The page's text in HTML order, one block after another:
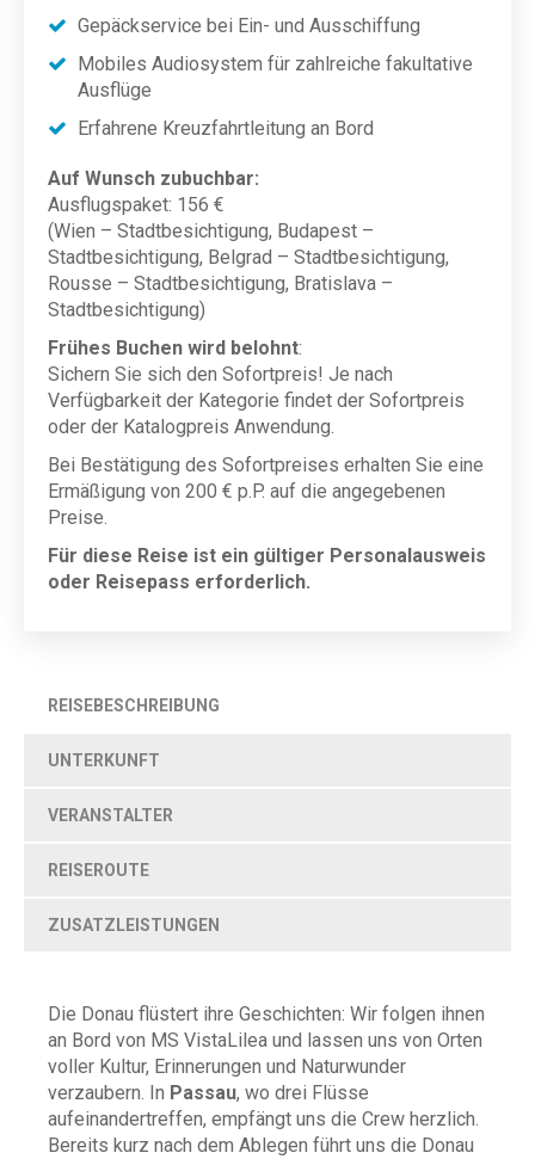
Gepäckservice bei Ein- und Ausschiffung
Mobiles Audiosystem für zahlreiche fakultative
Ausflüge
Erfahrene Kreuzfahrtleitung an Bord
Auf Wunsch zubuchbar:
Ausflugspaket: 156 €
(Wien – Stadtbesichtigung, Budapest –
Stadtbesichtigung, Belgrad – Stadtbesichtigung,
Rousse – Stadtbesichtigung, Bratislava –
Stadtbesichtigung)
Frühes Buchen wird belohnt:
Sichern Sie sich den Sofortpreis! Je nach
Verfügbarkeit der Kategorie findet der Sofortpreis
oder der Katalogpreis Anwendung.
Bei Bestätigung des Sofortpreises erhalten Sie eine
Ermäßigung von 200 € p.P. auf die angegebenen
Preise.
Für diese Reise ist ein gültiger Personalausweis
oder Reisepass erforderlich.
REISEBESCHREIBUNG
UNTERKUNFT
VERANSTALTER
REISEROUTE
ZUSATZLEISTUNGEN
Die Donau flüstert ihre Geschichten: Wir folgen ihnen
an Bord von MS VistaLilea und lassen uns von Orten
voller Kultur, Erinnerungen und Naturwunder
verzaubern. In Passau, wo drei Flüsse
aufeinandertreffen, empfängt uns die Crew herzlich.
Bereits kurz nach dem Ablegen führt uns die Donau